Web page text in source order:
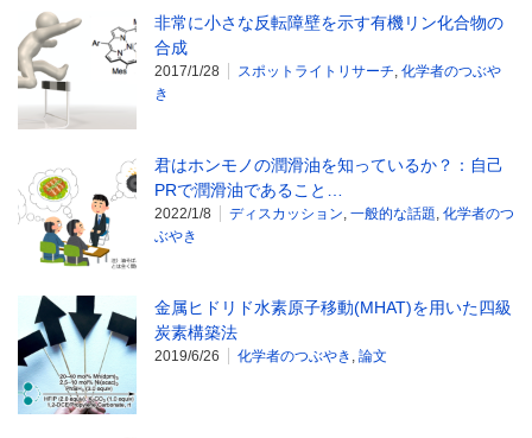
非常に小さな反転障壁を示す有機リン化合物の
合成
2017/1/28 スポットライトリサーチ 化学者のつぶや
き
君はホンモノの潤滑油を知っているか？：自己
PRで潤滑油であること…
2022/1/8 ディスカッション 一般的な話題 化学者のつ
ぶやき
金属ヒドリド水素原子移動(MHAT)を用いた四級
炭素構築法
2019/6/26 化学者のつぶやき 論文